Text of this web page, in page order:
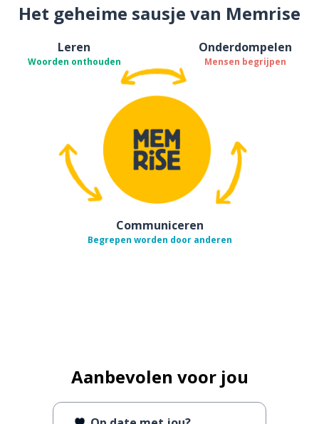
Het geheime sausje van Memrise
Leren
Woorden onthouden
Onderdompelen
Mensen begrijpen
Communiceren
Begrepen worden door anderen
Aanbevolen voor jou